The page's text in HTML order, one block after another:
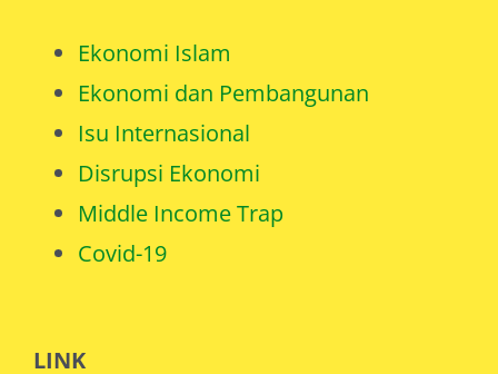
Ekonomi Islam
Ekonomi dan Pembangunan
Isu Internasional
Disrupsi Ekonomi
Middle Income Trap
Covid-19
LINK